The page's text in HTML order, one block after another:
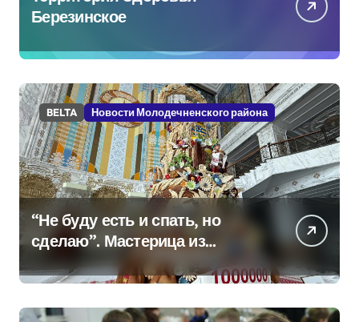
Березинское
BELTA Новости Молодечненского района
“Не буду есть и спать, но
сделаю”. Мастерица из
Молодечно о 50-
килограммовом каравае для
Дворца Независимости